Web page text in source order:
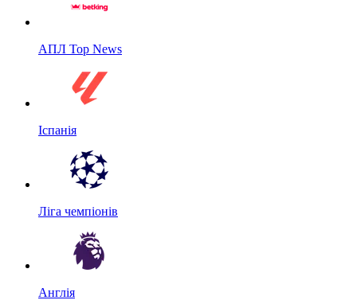
АПЛ Top News
Іспанія
Ліга чемпіонів
Англія